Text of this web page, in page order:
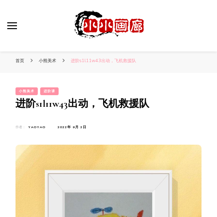
首页 小熊美术 进阶s1l11w43出动，飞机救援队
小熊美术 进阶课
进阶s1l11w43出动，飞机救援队
作者： YAOYAO 2022年 9月 2日